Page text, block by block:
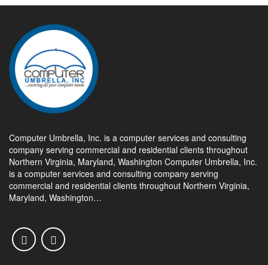
Computer Umbrella, Inc. is a computer services and consulting
company serving commercial and residential clients throughout
Northern Virginia, Maryland, Washington Computer Umbrella, Inc.
is a computer services and consulting company serving
commercial and residential clients throughout Northern Virginia,
Maryland, Washington…